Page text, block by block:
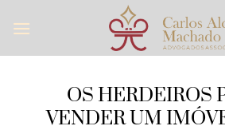
OS HERDEIROS
VENDER UM